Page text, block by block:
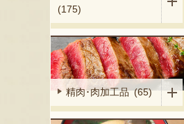
(175)
精肉･肉加工品 (65)